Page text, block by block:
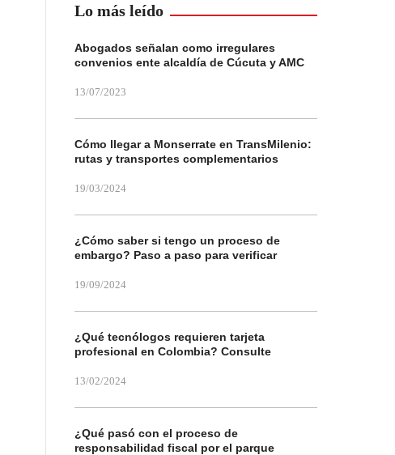
Lo más leído
Abogados señalan como irregulares
convenios ente alcaldía de Cúcuta y AMC
13/07/2023
Cómo llegar a Monserrate en TransMilenio:
rutas y transportes complementarios
19/03/2024
¿Cómo saber si tengo un proceso de
embargo? Paso a paso para verificar
19/09/2024
¿Qué tecnólogos requieren tarjeta
profesional en Colombia? Consulte
13/02/2024
¿Qué pasó con el proceso de
responsabilidad fiscal por el parque